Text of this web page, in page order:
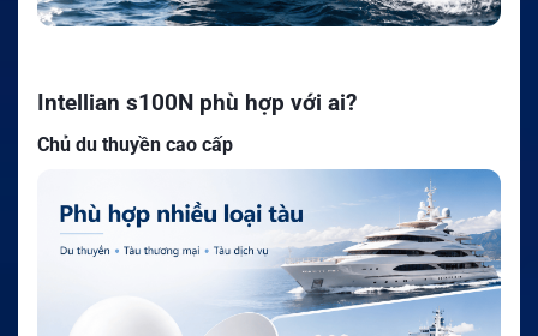
Intellian s100N phù hợp với ai?
Chủ du thuyền cao cấp